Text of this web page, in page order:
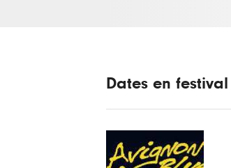
Dates en festival